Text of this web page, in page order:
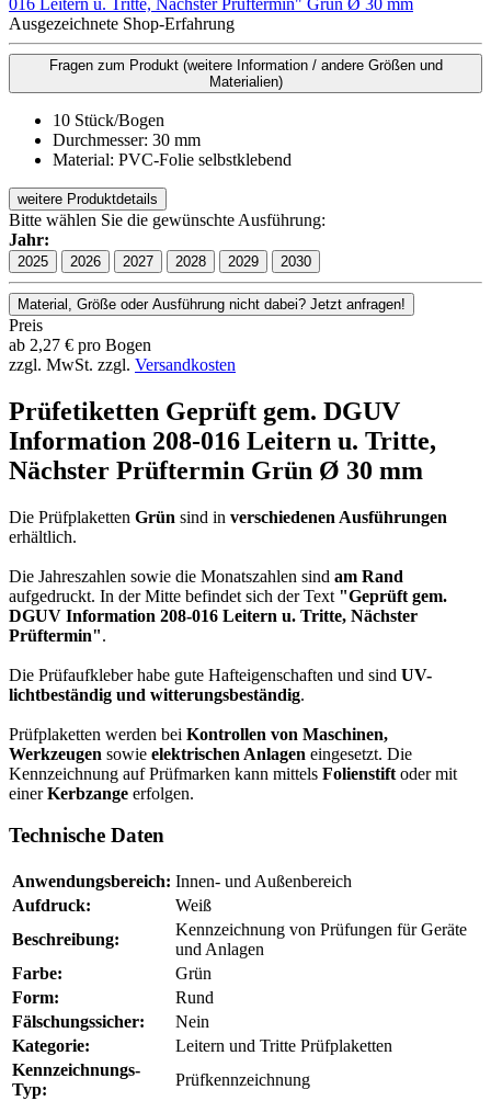
Ausgezeichnete Shop-Erfahrung
Fragen zum Produkt (weitere Information / andere Größen und
Materialien)
10 Stück/Bogen
Durchmesser: 30 mm
Material: PVC-Folie selbstklebend
weitere Produktdetails
Bitte wählen Sie die gewünschte Ausführung:
Jahr:
2025 2026 2027 2028 2029 2030
Material, Größe oder Ausführung nicht dabei? Jetzt anfragen!
Preis
ab 2,27 € pro Bogen
zzgl. MwSt. zzgl. Versandkosten
Prüfetiketten Geprüft gem. DGUV
Information 208-016 Leitern u. Tritte,
Nächster Prüftermin Grün Ø 30 mm
Die Prüfplaketten Grün sind in verschiedenen Ausführungen
erhältlich.
Die Jahreszahlen sowie die Monatszahlen sind am Rand
aufgedruckt. In der Mitte befindet sich der Text "Geprüft gem.
DGUV Information 208-016 Leitern u. Tritte, Nächster
Prüftermin".
Die Prüfaufkleber habe gute Hafteigenschaften und sind UV-
lichtbeständig und witterungsbeständig.
Prüfplaketten werden bei Kontrollen von Maschinen,
Werkzeugen sowie elektrischen Anlagen eingesetzt. Die
Kennzeichnung auf Prüfmarken kann mittels Folienstift oder mit
einerKerbzange erfolgen.
Technische Daten
Anwendungsbereich: Innen- und Außenbereich
Aufdruck:
Weiß
Beschreibung:
Kennzeichnung von Prüfungen für Geräte
und Anlagen
Farbe:
Grün
Form:
Rund
Fälschungssicher:
Nein
Kategorie:
Leitern und Tritte Prüfplaketten
Kennzeichnungs-
Typ:
Prüfkennzeichnung